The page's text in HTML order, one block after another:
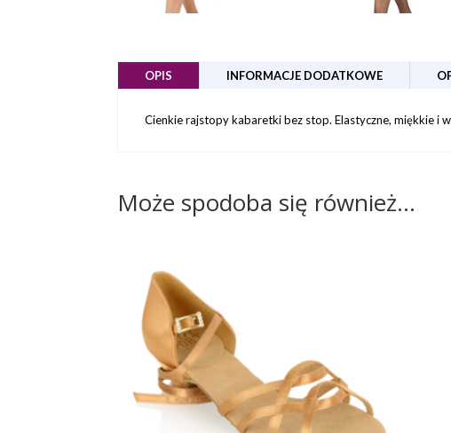
OPIS INFORMACJE DODATKOWE
Cienkie rajstopy kabaretki bez stop. Elastyczne, miękkie i
Może spodoba się również…